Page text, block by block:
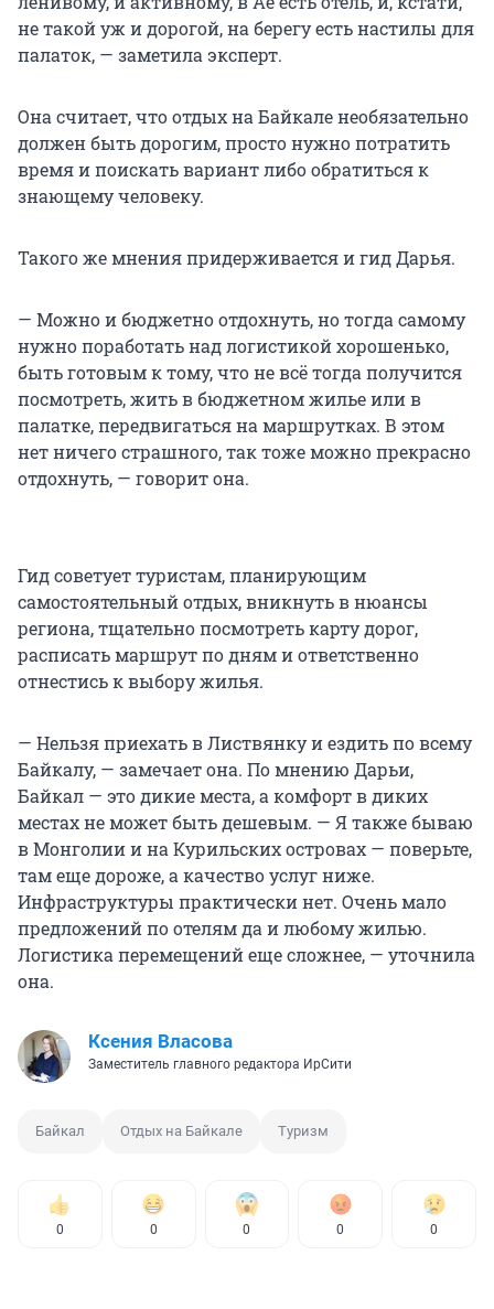
не такой уж и дорогой, на берегу есть настилы для
палаток, — заметила эксперт.
Она считает, что отдых на Байкале необязательно
должен быть дорогим, просто нужно потратить
время и поискать вариант либо обратиться к
знающему человеку.
Такого же мнения придерживается и гид Дарья.
— Можно и бюджетно отдохнуть, но тогда самому
нужно поработать над логистикой хорошенько,
быть готовым к тому, что не всё тогда получится
посмотреть, жить в бюджетном жилье или в
палатке, передвигаться на маршрутках. В этом
нет ничего страшного, так тоже можно прекрасно
отдохнуть, — говорит она.
Гид советует туристам, планирующим
самостоятельный отдых, вникнуть в нюансы
региона, тщательно посмотреть карту дорог,
расписать маршрут по дням и ответственно
отнестись к выбору жилья.
— Нельзя приехать в Листвянку и ездить по всему
Байкалу, — замечает она. По мнению Дарьи,
Байкал — это дикие места, а комфорт в диких
местах не может быть дешевым. — Я также бываю
в Монголии и на Курильских островах — поверьте,
там еще дороже, а качество услуг ниже.
Инфраструктуры практически нет. Очень мало
предложений по отелям да и любому жилью.
Логистика перемещений еще сложнее, — уточнила
она.
Ксения Власова
Заместитель главного редактора ИрСити
Байкал Отдых на Байкале Туризм
0 0 0 0 0